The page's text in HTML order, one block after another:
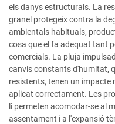
els danys estructurals. La
granel protegeix contra la
ambientals habituals,
cosa que el fa adequat tant
comercials. La pluja
canvis constants d'humitat,
resistents, tenen un impacte
aplicat correctament. Les
li permeten acomodar-se al
assentament i a l'expansió